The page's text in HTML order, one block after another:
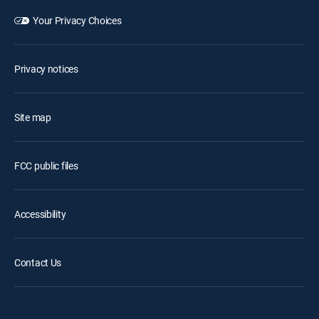
Your Privacy Choices
Privacy notices
Site map
FCC public files
Accessibility
Contact Us